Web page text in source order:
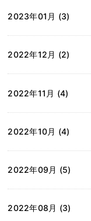
2023年01月 (3)
2022年12月 (2)
2022年11月 (4)
2022年10月 (4)
2022年09月 (5)
2022年08月 (3)